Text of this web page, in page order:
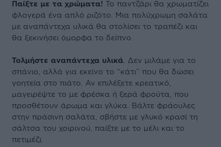
Παίξτε με τα χρώματα! Το παντζάρι θα χρωματίζει
φλογερά ένα απλό ριζότο. Μια πολύχρωμη σαλάτα
με αναπάντεχα υλικά θα στολίσει το τραπέζι και
θα ξεκινήσει όμορφα το δείπνο.
Τολμήστε αναπάντεχα υλικά. Δεν μιλάμε για το
σπάνιο, αλλά για εκείνο το “κάτι” που θα δώσει
γοητεία στο πιάτο. Αν επιλέξετε κρεατικό,
μαγειρέψτε το με φρέσκα ή ξερά φρούτα, που
προσθέτουν άρωμα και γλύκα. Βάλτε φράουλες
στην πράσινη σαλάτα, σβήστε με γλυκό κρασί τη
σάλτσα του χοιρινού, παίξτε με το μέλι και το
πετιμέζι.